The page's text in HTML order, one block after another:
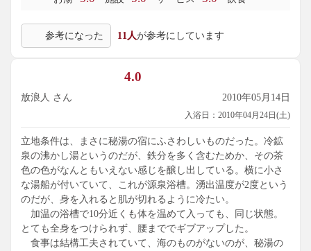
参考になった 11人が参考にしています
4.0
放浪人 さん 2010年05月14日
入浴日：2010年04月24日(土)
立地条件は、まさに秘湯の宿にふさわしいものだった。冷鉱
泉の沸かし湯というのだが、鉄分を多く含むためか、その茶
色の色がなんともいえない感じを醸し出している。横に小さ
な湯船が付いていて、これが源泉浴槽。湧出温度が2度という
のだが、身を入れると肌が切れるように冷たい。
加温の浴槽で10分近くも体を温めて入っても、同じ状態。
とても全身をつけられず、腰まででギブアップした。
食事は結構工夫されていて、海のものがないのが、秘湯の